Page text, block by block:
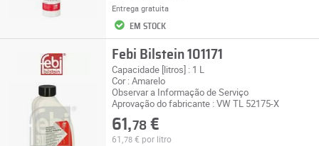
Entrega gratuita
EM STOCK
Febi Bilstein 101171
Capacidade [litros] : 1 L
Cor : Amarelo
Observar a Informação de Serviço
Aprovação do fabricante : VW TL 52175-X
61,78€
61, 78€ por litro